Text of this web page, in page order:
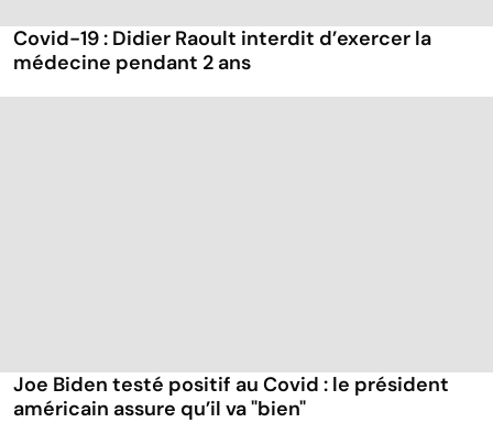
Covid-19 : Didier Raoult interdit d’exercer la
médecine pendant 2 ans
Joe Biden testé positif au Covid : le président
américain assure qu’il va "bien"